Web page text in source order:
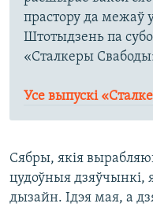
прастору да межаў
Штотыдзень па
«Сталкеры
Усе выпускі
Сябры, якія
цудоўныя дзяўчынкі,
дызайн. Ідэя мая, а